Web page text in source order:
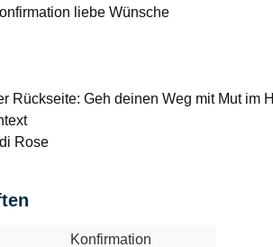
liebe Wünsche
Rückseite: Geh deinen Weg mit Mut im
Rose
Konfirmation